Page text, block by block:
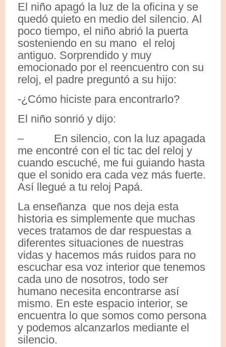
El niño apagó la luz de la oficina y se
quedó quieto en medio del silencio. Al
poco tiempo, el niño abrió la puerta
sosteniendo en su mano el reloj
antiguo. Sorprendido y muy
emocionado por el reencuentro con su
reloj, el padre preguntó a su hijo:
-¿Cómo hiciste para encontrarlo?
El niño sonrió y dijo:
– En silencio, con la luz apagada
me encontré con el tic tac del reloj y
cuando escuché, me fui guiando hasta
que el sonido era cada vez más fuerte.
Así llegué a tu reloj Papá.
La enseñanza que nos deja esta
historia es simplemente que muchas
veces tratamos de dar respuestas a
diferentes situaciones de nuestras
vidas y hacemos más ruidos para no
escuchar esa voz interior que tenemos
cada uno de nosotros, todo ser
humano necesita encontrarse así
mismo. En este espacio interior, se
encuentra lo que somos como persona
y podemos alcanzarlos mediante el
silencio.